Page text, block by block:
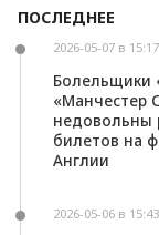
Андони
ПОСЛЕДНЕЕ
2026-05-07 в 15:17
Болельщики
«Манчестер
недовольны
билетов на
Англии
2026-05-06 в 15:43